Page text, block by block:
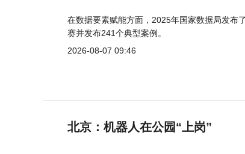
在数据要素赋能方面，2025年国家数据局发布
赛并发布241个典型案例。
2026-08-07 09:46
北京：机器人在公园“上岗”